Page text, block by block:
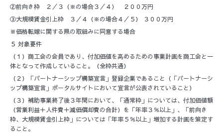
②前向き枠 ２／３（※の場合３／４） ２００万円
③大規模賃金引上枠 ３／４（※の場合４／５） ３００万円
※価格転嫁に関する県の取組みに同意する場合
５ 対象要件
（１）商工会の会員であり、付加価値を高めるための事業計画を商工会と一
体となって作成していること。（全枠共通）
（２）「パートナーシップ構築宣言」登録企業であること（「パートナーシ
ップ構築宣言」ポータルサイトにおいて宣言が公表されていること）
（３）補助事業終了後３年間において、「通常枠」については、付加価値額
（営業利益＋人件費＋減価償却費の合計）を「年率３％以上」、「前向き
枠、大規模賃金引上枠」については「年率５％以上」増加する計画を策定す
ること。